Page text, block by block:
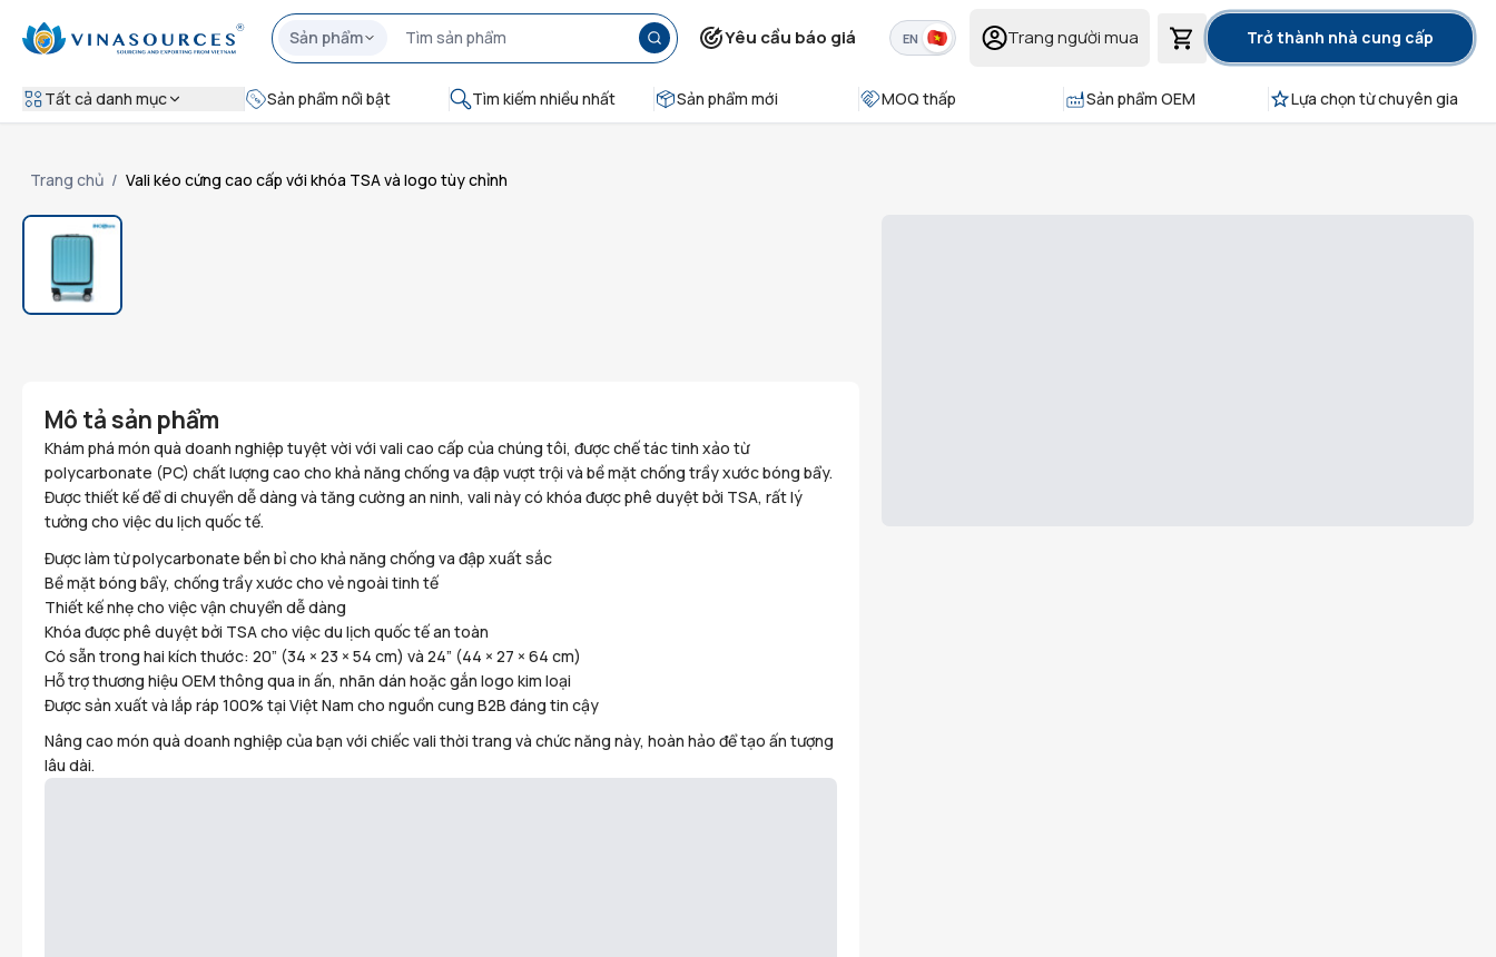
Sản phẩm Yêu cầu báo giá EN Trang người mua Trở thành nhà cung cấp
Tất cả danh mục Sản phẩm nổi bật Tìm kiếm nhiều nhất Sản phẩm mới MOQ thấp Sản phẩm OEM Lựa chọn từ chuyên gia
Trang chủ / Vali kéo cứng cao cấp với khóa TSA và logo tùy chỉnh
Mô tả sản phẩm
Khám phá món quà doanh nghiệp tuyệt vời với vali cao cấp của chúng tôi, được chế tác tinh xảo từ
polycarbonate (PC) chất lượng cao cho khả năng chống va đập vượt trội và bề mặt chống trầy xước bóng bẩy.
Được thiết kế để di chuyển dễ dàng và tăng cường an ninh, vali này có khóa được phê duyệt bởi TSA, rất lý
tưởng cho việc du lịch quốc tế.
Được làm từ polycarbonate bền bỉ cho khả năng chống va đập xuất sắc
Bề mặt bóng bẩy, chống trầy xước cho vẻ ngoài tinh tế
Thiết kế nhẹ cho việc vận chuyển dễ dàng
Khóa được phê duyệt bởi TSA cho việc du lịch quốc tế an toàn
Có sẵn trong hai kích thước: 20” (34 × 23 × 54 cm) và 24” (44 × 27 × 64 cm)
Hỗ trợ thương hiệu OEM thông qua in ấn, nhãn dán hoặc gắn logo kim loại
Được sản xuất và lắp ráp 100% tại Việt Nam cho nguồn cung B2B đáng tin cậy
Nâng cao món quà doanh nghiệp của bạn với chiếc vali thời trang và chức năng này, hoàn hảo để tạo ấn tượng
lâu dài.